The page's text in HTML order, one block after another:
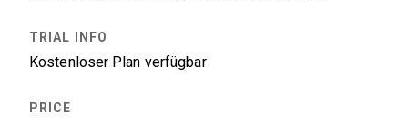
Kostenloser Plan verfügbar